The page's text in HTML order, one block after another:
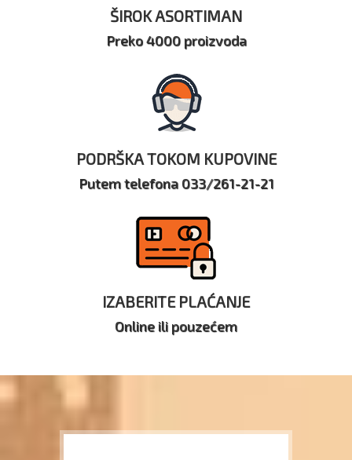
ŠIROK ASORTIMAN
Preko 4000 proizvoda
PODRŠKA TOKOM KUPOVINE
Putem telefona 033/261-21-21
IZABERITE PLAĆANJE
Online ili pouzećem